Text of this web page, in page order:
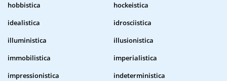
hobbistica
hockeistica
idealistica
idrosciistica
illuministica
illusionistica
immobilistica
imperialistica
impressionistica
indeterministica